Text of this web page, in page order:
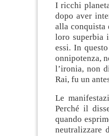
I ricchi
dopo aver
alla conquista
loro superbia
essi. In
onnipotenza,
l’ironia, non
Rai, fu un
Le
Perché il
quando
neutralizzare